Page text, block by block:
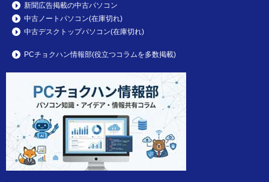
新聞広告掲載の中古パソコン
中古ノートパソコン(在庫切れ)
中古デスクトップパソコン(在庫切れ)
PCチョクハン情報部(役立つコラムを多数掲載)